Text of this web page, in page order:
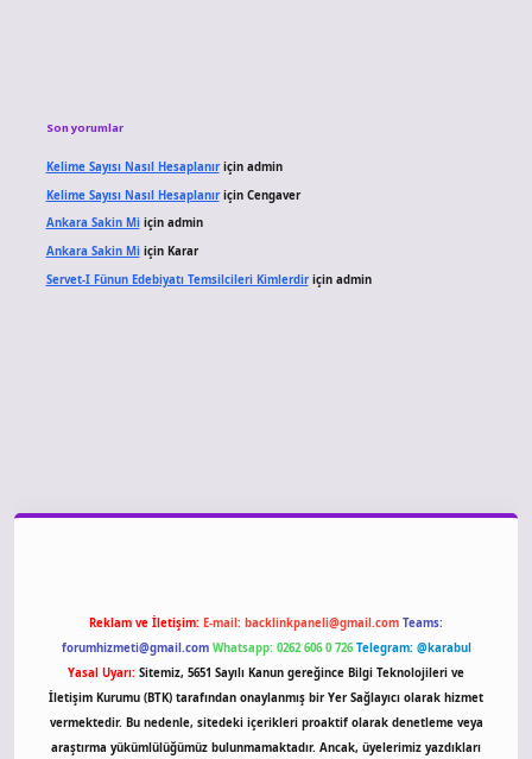
Son yorumlar
Kelime Sayısı Nasıl Hesaplanıriçin admin
Kelime Sayısı Nasıl Hesaplanıriçin Cengaver
Ankara Sakin Miiçin admin
Ankara Sakin Miiçin Karar
Servet-I Fünun Edebiyatı Temsilcileri Kimlerdiriçin admin
Reklam ve İletişim: E-mail: backlinkpaneli@gmail.com Teams:
forumhizmeti@gmail.com Whatsapp: 0262 606 0 726 Telegram: @karabul
Yasal Uyarı: Sitemiz, 5651 Sayılı Kanun gereğince Bilgi Teknolojileri ve
İletişim Kurumu (BTK) tarafından onaylanmış bir Yer Sağlayıcı olarak hizmet
vermektedir. Bu nedenle, sitedeki içerikleri proaktif olarak denetleme veya
araştırma yükümlülüğümüz bulunmamaktadır. Ancak, üyelerimiz yazdıkları